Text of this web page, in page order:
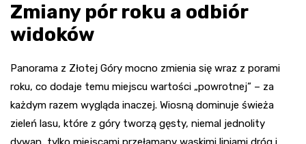
Zmiany pór roku a odbiór
widoków
Panorama z Złotej Góry mocno zmienia się wraz z porami
roku, co dodaje temu miejscu wartości „powrotnej” – za
każdym razem wygląda inaczej. Wiosną dominuje świeża
zieleń lasu, które z góry tworzą gęsty, niemal jednolity